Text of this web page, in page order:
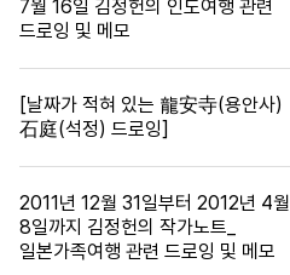
7월 16일 김정헌의 인도여행 관련
드로잉 및 메모
[날짜가 적혀 있는 龍安寺(용안사)
石庭(석정) 드로잉]
2011년 12월 31일부터 2012년 4월
8일까지 김정헌의 작가노트_
일본가족여행 관련 드로잉 및 메모